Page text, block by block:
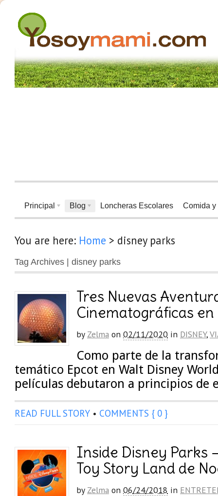
Principal Blog Loncheras Escolares Comida y
You are here: Home > disney parks
Tag Archives | disney parks
Tres Nuevas
Cinematográficas
by Zelma on 02/11/2020 in DISNEY,
Como parte de la
temático Epcot en Walt Disney
películas debutaron a principios de
READ FULL STORY • COMMENTS { 0 }
Inside Disney Parks
Toy Story Land de
by Zelma on 06/24/2018 in